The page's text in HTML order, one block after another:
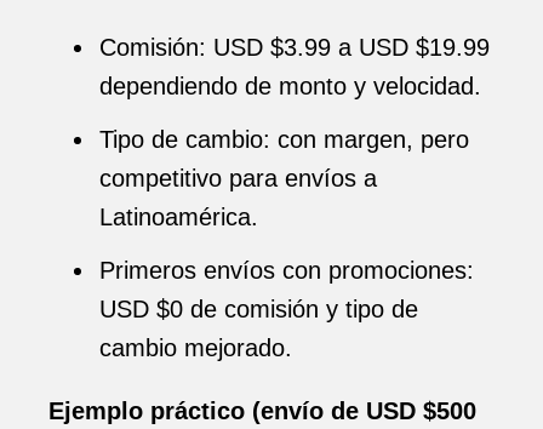
Comisión: USD $3.99 a USD $19.99
dependiendo de monto y velocidad.
Tipo de cambio: con margen, pero
competitivo para envíos a
Latinoamérica.
Primeros envíos con promociones:
USD $0 de comisión y tipo de
cambio mejorado.
Ejemplo práctico (envío de USD $500